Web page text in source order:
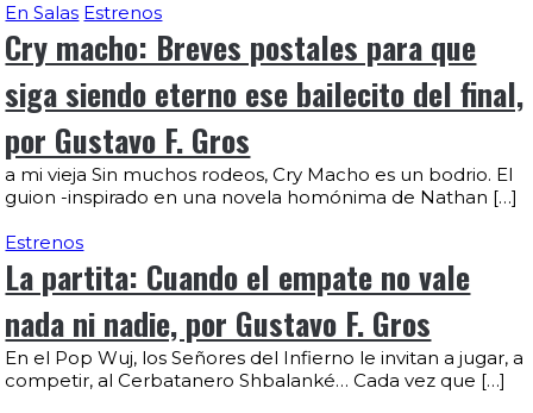
En Salas Estrenos
Cry macho: Breves postales para que
siga siendo eterno ese bailecito del final,
por Gustavo F. Gros
a mi vieja Sin muchos rodeos, Cry Macho es un bodrio. El
guion -inspirado en una novela homónima de Nathan […]
Estrenos
La partita: Cuando el empate no vale
nada ni nadie, por Gustavo F. Gros
En el Pop Wuj, los Señores del Infierno le invitan a jugar, a
competir, al Cerbatanero Shbalanké… Cada vez que […]